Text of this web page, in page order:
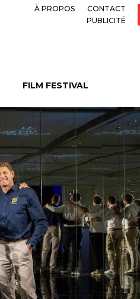
À PROPOS
CONTACT
PUBLICITÉ
FILM FESTIVAL